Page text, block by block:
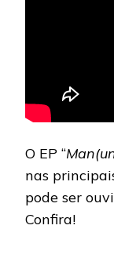
O EP “
nas
pode ser
Confira!